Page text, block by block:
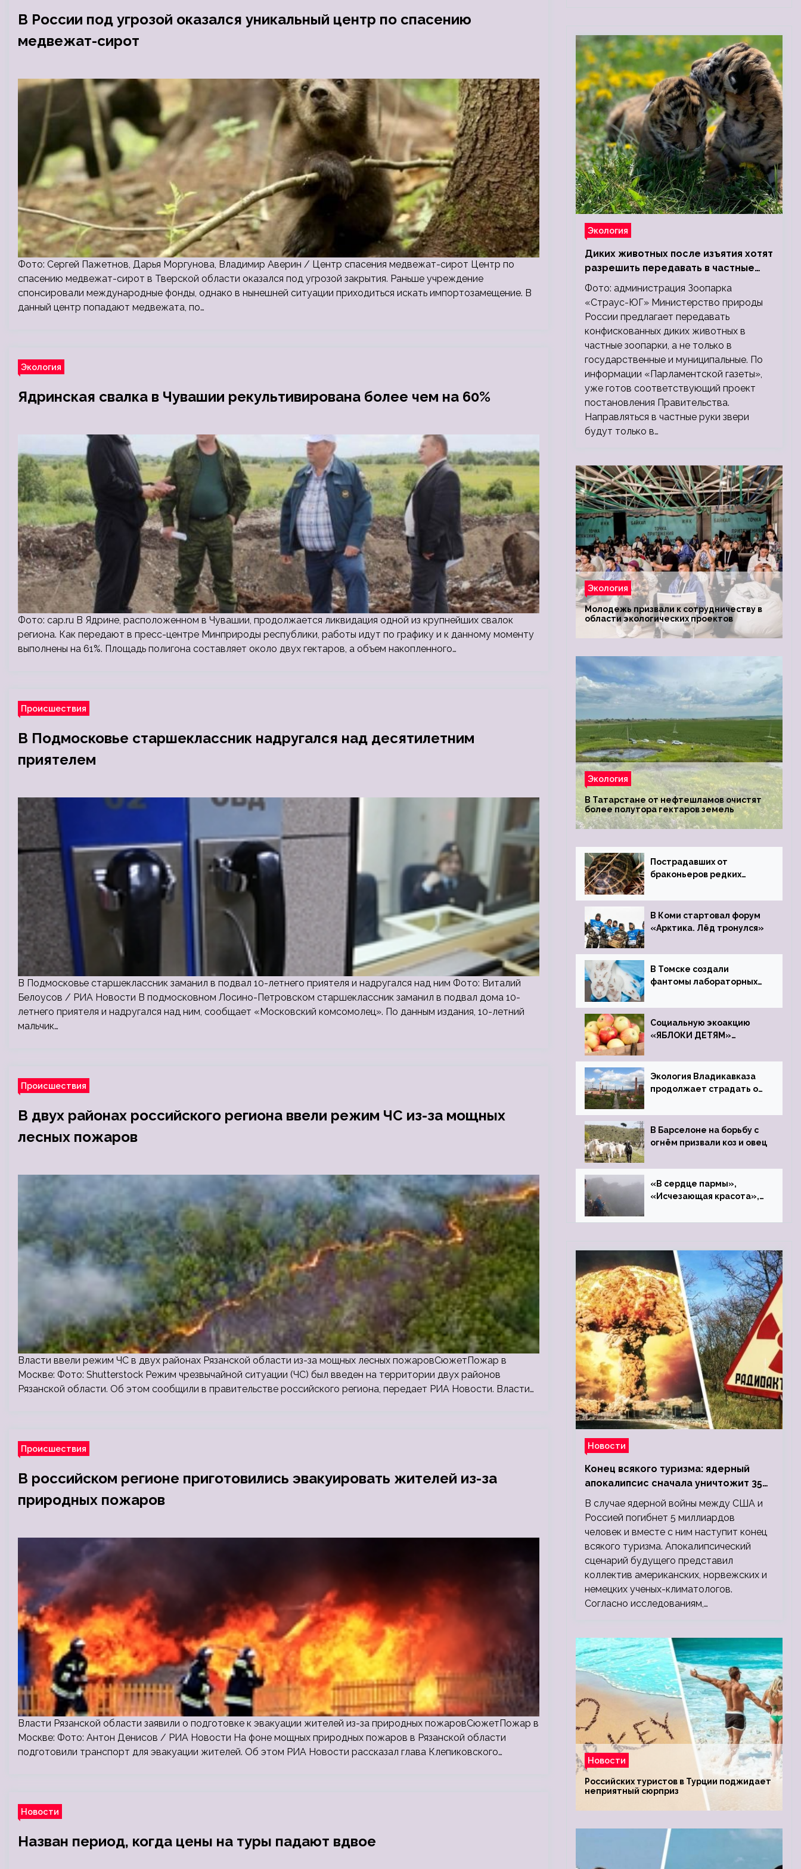
В России под угрозой оказался уникальный центр по спасению
медвежат-сирот
Фото: Сергей Пажетнов, Дарья Моргунова, Владимир Аверин / Центр спасения медвежат-сирот Центр по
спасению медвежат-сирот в Тверской области оказался под угрозой закрытия. Раньше учреждение
спонсировали международные фонды, однако в нынешней ситуации приходиться искать импортозамещение. В
данный центр попадают медвежата, по…
Экология
Ядринская свалка в Чувашии рекультивирована более чем на 60%
Фото: cap.ru В Ядрине, расположенном в Чувашии, продолжается ликвидация одной из крупнейших свалок
региона. Как передают в пресс-центре Минприроды республики, работы идут по графику и к данному моменту
выполнены на 61%. Площадь полигона составляет около двух гектаров, а объем накопленного…
Происшествия
В Подмосковье старшеклассник надругался над десятилетним
приятелем
В Подмосковье старшеклассник заманил в подвал 10-летнего приятеля и надругался над ним Фото: Виталий
Белоусов / РИА Новости В подмосковном Лосино-Петровском старшеклассник заманил в подвал дома 10-
летнего приятеля и надругался над ним, сообщает «Московский комсомолец». По данным издания, 10-летний
мальчик…
Происшествия
В двух районах российского региона ввели режим ЧС из-за мощных
лесных пожаров
Власти ввели режим ЧС в двух районах Рязанской области из-за мощных лесных пожаровСюжетПожар в
Москве: Фото: Shutterstock Режим чрезвычайной ситуации (ЧС) был введен на территории двух районов
Рязанской области. Об этом сообщили в правительстве российского региона, передает РИА Новости. Власти…
Происшествия
В российском регионе приготовились эвакуировать жителей из-за
природных пожаров
Власти Рязанской области заявили о подготовке к эвакуации жителей из-за природных пожаровСюжетПожар в
Москве: Фото: Антон Денисов / РИА Новости На фоне мощных природных пожаров в Рязанской области
подготовили транспорт для эвакуации жителей. Об этом РИА Новости рассказал глава Клепиковского…
Новости
Назван период, когда цены на туры падают вдвое
Экология
Диких животных после изъятия хотят
разрешить передавать в частные
зоопарки
Фото: администрация Зоопарка
«Страус-ЮГ» Министерство природы
России предлагает передавать
конфискованных диких животных в
частные зоопарки, а не только в
государственные и муниципальные. По
информации «Парламентской газеты»,
уже готов соответствующий проект
постановления Правительства.
Направляться в частные руки звери
будут только в…
Экология
Молодежь призвали к сотрудничеству в
области экологических проектов
Экология
В Татарстане от нефтешламов очистят
более полутора гектаров земель
Пострадавших от
браконьеров редких
Ростовский зоопарк
В Коми стартовал форум
«Арктика. Лёд тронулся»
В Томске создали
фантомы лабораторных
Социальную экоакцию
«ЯБЛОКИ ДЕТЯМ»
Экология Владикавказа
продолжает страдать от
завода
В Барселоне на борьбу с
огнём призвали коз и овец
«В сердце пармы»,
«Исчезающая красота»,
Новости
Конец всякого туризма: ядерный
апокалипсис сначала уничтожит 350
миллионов, а потом 5 миллиардов
людей
В случае ядерной войны между США и
Россией погибнет 5 миллиардов
человек и вместе с ним наступит конец
всякого туризма. Апокалипсический
сценарий будущего представил
коллектив американских, норвежских и
немецких ученых-климатологов.
Согласно исследованиям,…
Новости
Российских туристов в Турции поджидает
неприятный сюрприз